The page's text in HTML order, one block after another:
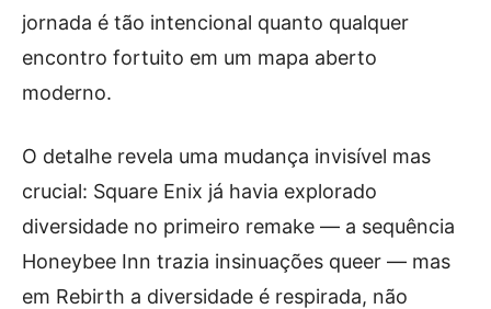
jornada é tão intencional quanto qualquer
encontro fortuito em um mapa aberto
moderno.
O detalhe revela uma mudança invisível mas
crucial: Square Enix já havia explorado
diversidade no primeiro remake — a sequência
Honeybee Inn trazia insinuações queer — mas
em Rebirth a diversidade é respirada, não